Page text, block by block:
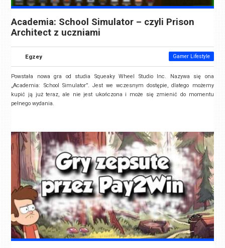
Academia: School Simulator – czyli Prison
Architect z uczniami
Egzey Gamer Lifestyle
Powstała nowa gra od studia Squeaky Wheel Studio Inc. Nazywa się ona
„Academia: School Simulator”. Jest we wczesnym dostępie, dlatego możemy
kupić ją już teraz, ale nie jest ukończona i może się zmienić do momentu
pełnego wydania.